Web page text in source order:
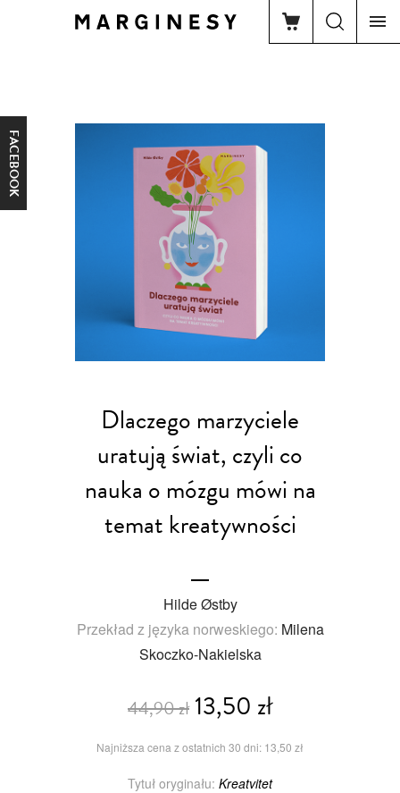
FACEBOOK
Dlaczego marzyciele
uratują świat, czyli co
nauka o mózgu mówi na
temat kreatywności
Hilde Østby
Przekład z języka norweskiego: Milena
Skoczko-Nakielska
44,90 zł13,50 zł
Najniższa cena z ostatnich 30 dni: 13,50 zł
Tytuł oryginału: Kreatvitet